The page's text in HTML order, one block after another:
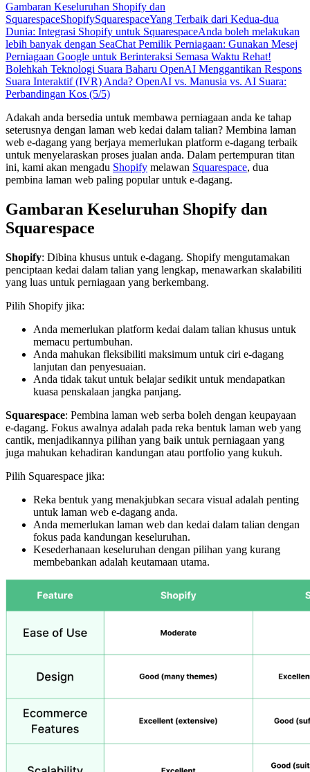
Gambaran Keseluruhan Shopify dan
SquarespaceShopifySquarespaceYang Terbaik dari Kedua-dua
Dunia: Integrasi Shopify untuk SquarespaceAnda boleh melakukan
lebih banyak dengan SeaChat Pemilik Perniagaan: Gunakan Mesej
Perniagaan Google untuk Berinteraksi Semasa Waktu Rehat!
Bolehkah Teknologi Suara Baharu OpenAI Menggantikan Respons
Suara Interaktif (IVR) Anda? OpenAI vs. Manusia vs. AI Suara:
Perbandingan Kos (5/5)
Adakah anda bersedia untuk membawa perniagaan anda ke tahap
seterusnya dengan laman web kedai dalam talian? Membina laman
web e-dagang yang berjaya memerlukan platform e-dagang terbaik
untuk menyelaraskan proses jualan anda. Dalam pertempuran titan
ini, kami akan mengadu Shopify melawan Squarespace, dua
pembina laman web paling popular untuk e-dagang.
Gambaran Keseluruhan Shopify dan
Squarespace
Shopify: Dibina khusus untuk e-dagang. Shopify mengutamakan
penciptaan kedai dalam talian yang lengkap, menawarkan skalabiliti
yang luas untuk perniagaan yang berkembang.
Pilih Shopify jika:
Anda memerlukan platform kedai dalam talian khusus untuk
memacu pertumbuhan.
Anda mahukan fleksibiliti maksimum untuk ciri e-dagang
lanjutan dan penyesuaian.
Anda tidak takut untuk belajar sedikit untuk mendapatkan
kuasa penskalaan jangka panjang.
Squarespace: Pembina laman web serba boleh dengan keupayaan
e-dagang. Fokus awalnya adalah pada reka bentuk laman web yang
cantik, menjadikannya pilihan yang baik untuk perniagaan yang
juga mahukan kehadiran kandungan atau portfolio yang kukuh.
Pilih Squarespace jika:
Reka bentuk yang menakjubkan secara visual adalah penting
untuk laman web e-dagang anda.
Anda memerlukan laman web dan kedai dalam talian dengan
fokus pada kandungan keseluruhan.
Kesederhanaan keseluruhan dengan pilihan yang kurang
membebankan adalah keutamaan utama.